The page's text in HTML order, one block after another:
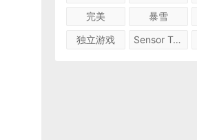
完美
暴雪
独立游戏
Sensor Tower